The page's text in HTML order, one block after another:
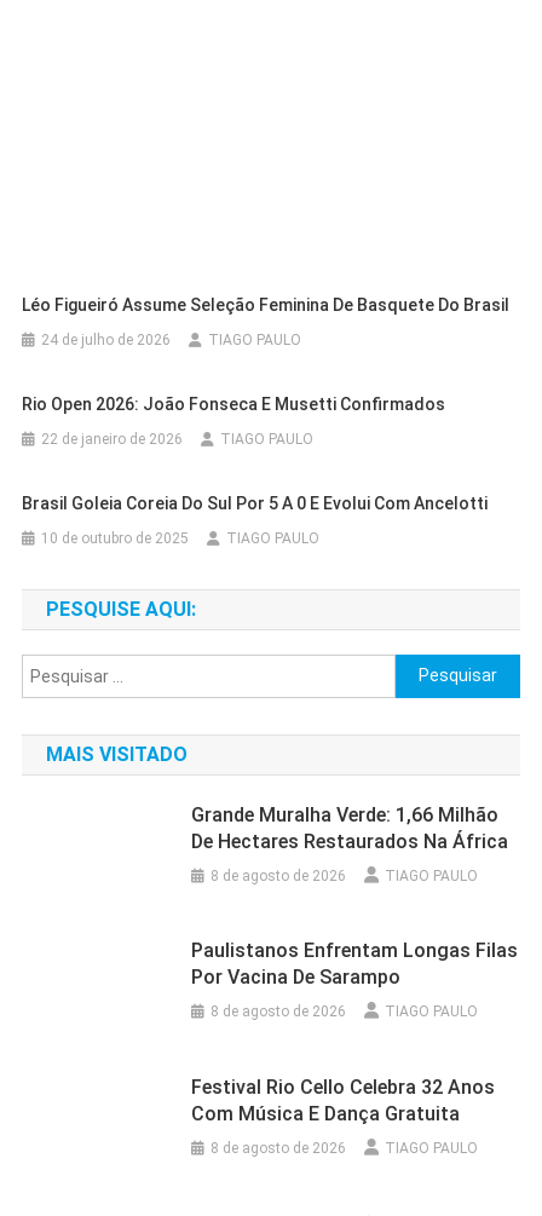
Léo Figueiró Assume Seleção Feminina De Basquete Do Brasil
24 de julho de 2026 TIAGO PAULO
Rio Open 2026: João Fonseca E Musetti Confirmados
22 de janeiro de 2026 TIAGO PAULO
Brasil Goleia Coreia Do Sul Por 5 A 0 E Evolui Com Ancelotti
10 de outubro de 2025 TIAGO PAULO
PESQUISE AQUI:
Pesquisar
por:
MAIS VISITADO
Grande Muralha Verde: 1,66 Milhão
De Hectares Restaurados Na África
8 de agosto de 2026 TIAGO PAULO
Paulistanos Enfrentam Longas Filas
Por Vacina De Sarampo
8 de agosto de 2026 TIAGO PAULO
Festival Rio Cello Celebra 32 Anos
Com Música E Dança Gratuita
8 de agosto de 2026 TIAGO PAULO